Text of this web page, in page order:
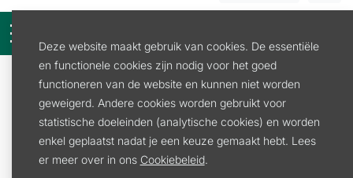
Tuin en Park
Bosmaaier/Trimmer
FS461C-EM L BOSMAAIER STIHL DRIEHOEKSMES
Deze website maakt gebruik van cookies. De essentiële
en functionele cookies zijn nodig voor het goed
functioneren van de website en kunnen niet worden
geweigerd. Andere cookies worden gebruikt voor
statistische doeleinden (analytische cookies) en worden
enkel geplaatst nadat je een keuze gemaakt hebt. Lees
er meer over in ons Cookiebeleid.